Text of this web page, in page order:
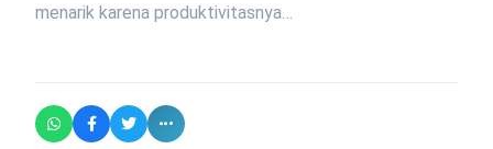
menarik karena produktivitasnya…